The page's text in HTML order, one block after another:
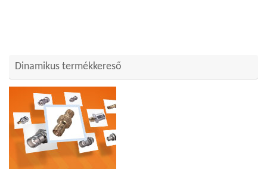
Dinamikus termékkereső